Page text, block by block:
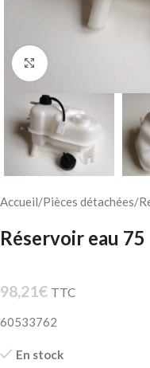
Cliquez pour
Accueil/Pièces détachées/
Réservoir eau 75
98,21€ TTC
60533762
En stock